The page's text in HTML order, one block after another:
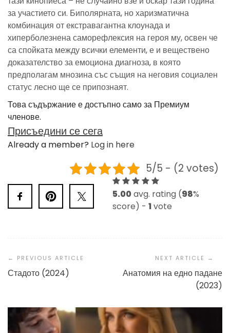
за участието си. Биполярната, но харизматична
комбинация от екстравагантна клоунада и
хиперболезнена саморефлексия на героя му, освен че
са спойката между всички елементи, е и веществено
доказателство за емоциона диагноза, в която
предполагам мнозина със същия на неговия социален
статус лесно ще се припознаят.
Това съдържание е достъпно само за Премиум
членове.
Присъедини се сега
Already a member? Log in here
5/5 - (2 votes)
5.00avg. rating (98%
score) - 1vote
Navigation
Стадото (2024)
Анатомия на едно падане
(2023)